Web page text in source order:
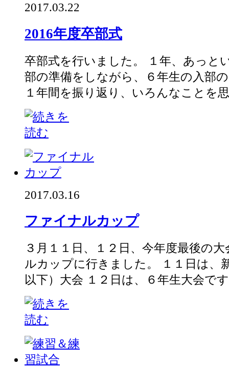
2017.03.22
2016年度卒部式
卒部式を行いました。 １年、あっと
部の準備をしながら、６年生の入部
１年間を振り返り、いろんなことを
2017.03.16
ファイナルカップ
３月１１日、１２日、今年度最後の
ルカップに行きました。 １１日は、
以下）大会 １２日は、６年生大会で